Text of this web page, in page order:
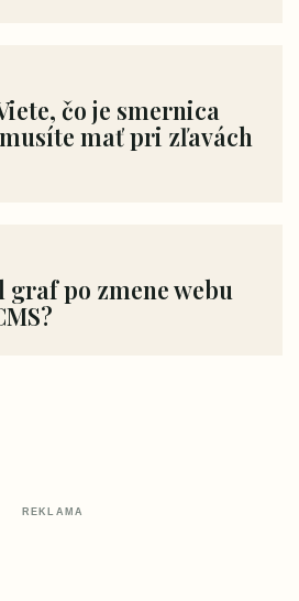
čo je smernica
mať pri zľavách
graf po zmene webu
REKLAMA